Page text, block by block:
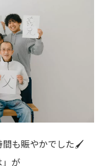
間も賑やかでした🖌️
」が